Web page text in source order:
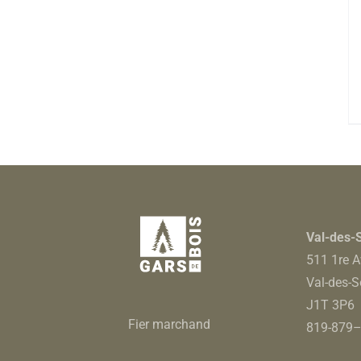
Fier marchand
Val-des-
511 1re
Val-des-
J1T 3P6
819-879–